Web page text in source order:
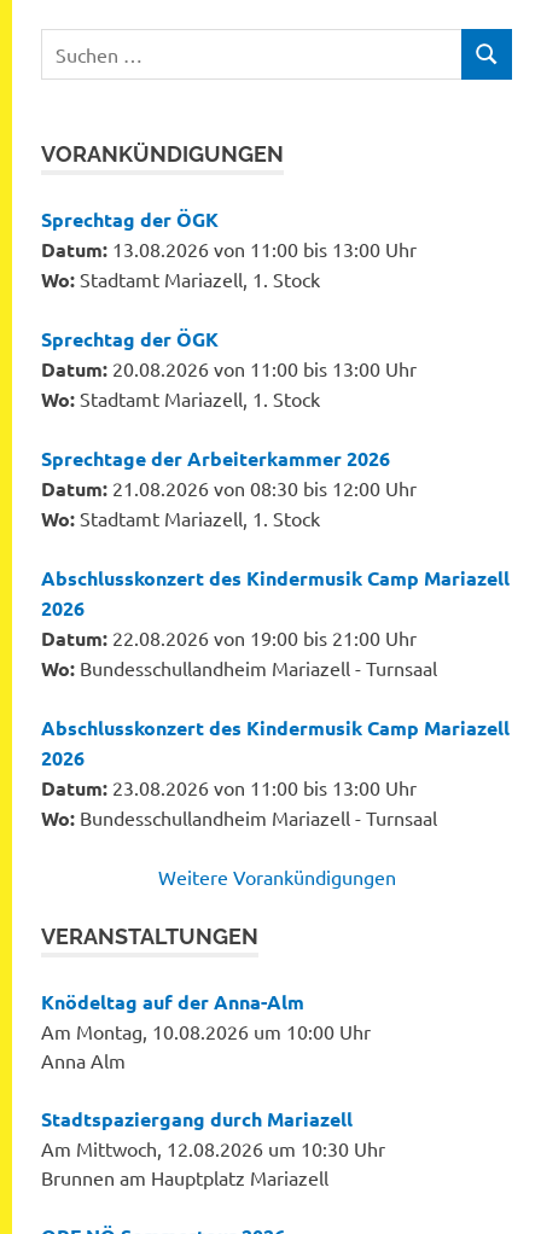
nach:
SUCHEN
VORANKÜNDIGUNGEN
Sprechtag der ÖGK
Datum: 13.08.2026 von 11:00 bis 13:00 Uhr
Wo: Stadtamt Mariazell, 1. Stock
Sprechtag der ÖGK
Datum: 20.08.2026 von 11:00 bis 13:00 Uhr
Wo: Stadtamt Mariazell, 1. Stock
Sprechtage der Arbeiterkammer 2026
Datum: 21.08.2026 von 08:30 bis 12:00 Uhr
Wo: Stadtamt Mariazell, 1. Stock
Abschlusskonzert des Kindermusik Camp Mariazell
2026
Datum: 22.08.2026 von 19:00 bis 21:00 Uhr
Wo: Bundesschullandheim Mariazell - Turnsaal
Abschlusskonzert des Kindermusik Camp Mariazell
2026
Datum: 23.08.2026 von 11:00 bis 13:00 Uhr
Wo: Bundesschullandheim Mariazell - Turnsaal
Weitere Vorankündigungen
VERANSTALTUNGEN
Knödeltag auf der Anna-Alm
Am Montag, 10.08.2026 um 10:00 Uhr
Anna Alm
Stadtspaziergang durch Mariazell
Am Mittwoch, 12.08.2026 um 10:30 Uhr
Brunnen am Hauptplatz Mariazell